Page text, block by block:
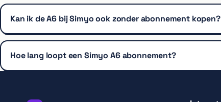
Kan ik de A6 bij Simyo ook zonder abonnement kopen?
Hoe lang loopt een Simyo A6 abonnement?